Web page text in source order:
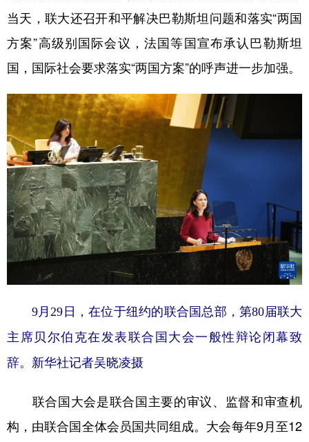
当天，联大还召开和平解决巴勒斯坦问题和落实“两国
方案”高级别国际会议，法国等国宣布承认巴勒斯坦
国，国际社会要求落实“两国方案”的呼声进一步加强。
9月29日，在位于纽约的联合国总部，第80届联大
主席贝尔伯克在发表联合国大会一般性辩论闭幕致
辞。 新华社记者吴晓凌摄
联合国大会是联合国主要的审议、监督和审查机
构，由联合国全体会员国共同组成。大会每年9月至12